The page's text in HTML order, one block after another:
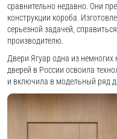
сравнительно недавно. Они
конструкции короба.
серьезной задачей,
производителю.
Двери Ягуар одна из
дверей в России освоила
и включила в модельный ряд